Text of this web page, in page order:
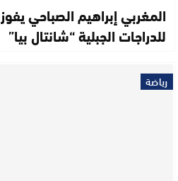
المغربي إبراهيم الصباحي
للدراجات الجبلية “شانتال بيا”
رياضة